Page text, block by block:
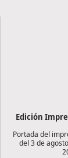
Edición
Portada del
del 3 de